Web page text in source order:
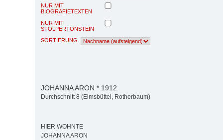
NUR MIT
BIOGRAFIETEXTEN
NUR MIT
STOLPERTONSTEIN
SORTIERUNG
JOHANNA ARON * 1912
Durchschnitt 8 (Eimsbüttel, Rotherbaum)
HIER WOHNTE
JOHANNA ARON